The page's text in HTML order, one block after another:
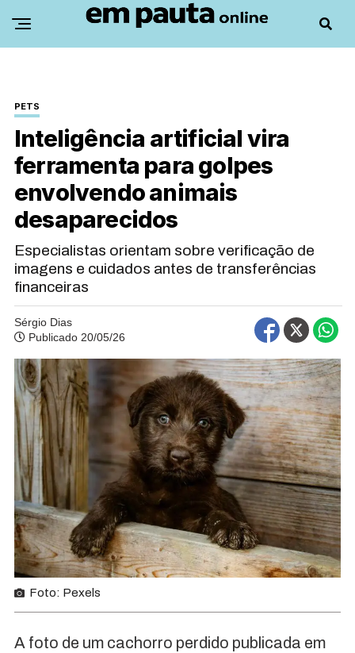
PETS
Inteligência artificial vira
ferramenta para golpes
envolvendo animais
desaparecidos
Especialistas orientam sobre verificação de
imagens e cuidados antes de transferências
financeiras
Sérgio Dias
Publicado 20/05/26
Foto: Pexels
A foto de um cachorro perdido publicada em